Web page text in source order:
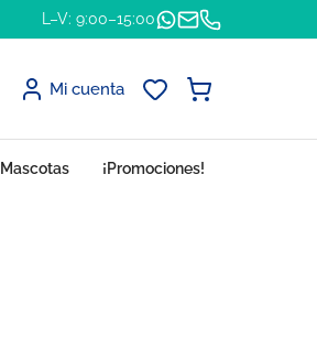
L–V: 9:00–15:00
Mi cuenta
Mascotas ¡Promociones!